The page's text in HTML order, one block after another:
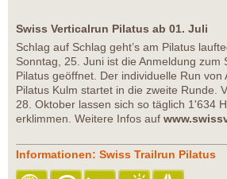
Swiss Verticalrun Pilatus ab 01. Juli
Schlag auf Schlag geht’s am Pilatus
Sonntag, 25. Juni ist die Anmeldung zum
Pilatus geöffnet. Der individuelle Run von
Pilatus Kulm startet in die zweite Runde.
28. Oktober lassen sich so täglich 1'634
erklimmen. Weitere Infos auf
Informationen: Swiss Trailrun Pilatus